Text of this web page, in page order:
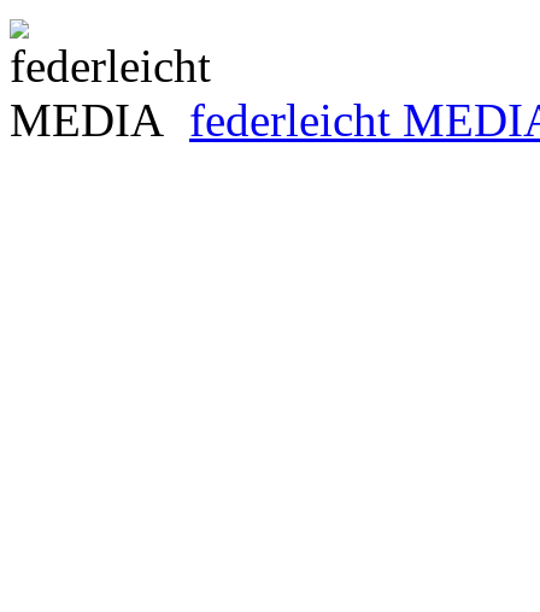
federleicht